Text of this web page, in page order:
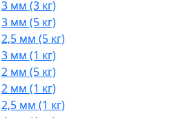
3 мм (3 кг)
3 мм (5 кг)
2,5 мм (5 кг)
3 мм (1 кг)
2 мм (5 кг)
2 мм (1 кг)
2,5 мм (1 кг)